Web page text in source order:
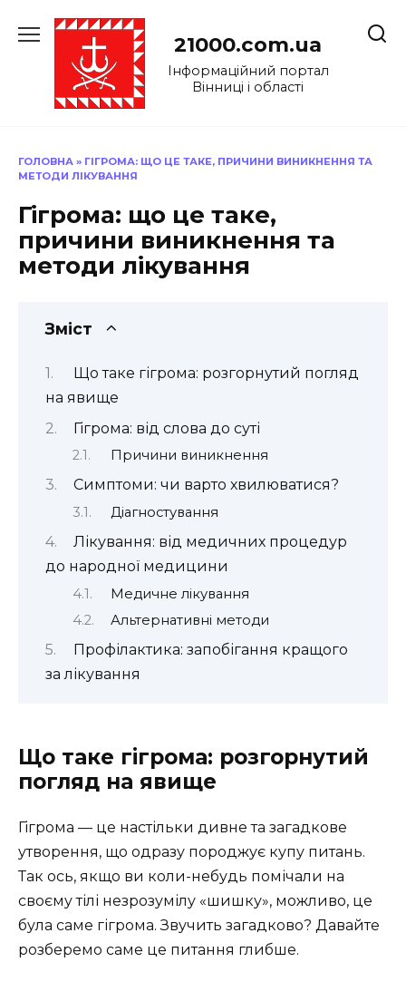
до
21000.com.ua
Інформаційний портал
Вінниці і області
ГОЛОВНА » ГІГРОМА: ЩО ЦЕ ТАКЕ, ПРИЧИНИ ВИНИКНЕННЯ ТА
МЕТОДИ ЛІКУВАННЯ
Гігрома: що це таке,
причини виникнення та
методи лікування
Зміст
Що таке гігрома: розгорнутий погляд
на явище
Гігрома: від слова до суті
Причини виникнення
Симптоми: чи варто хвилюватися?
Діагностування
Лікування: від медичних процедур
до народної медицини
Медичне лікування
Альтернативні методи
Профілактика: запобігання кращого
за лікування
Що таке гігрома: розгорнутий
погляд на явище
Гігрома — це настільки дивне та загадкове
утворення, що одразу породжує купу питань.
Так ось, якщо ви коли-небудь помічали на
своєму тілі незрозумілу «шишку», можливо, це
була саме гігрома. Звучить загадково? Давайте
розберемо саме це питання глибше.